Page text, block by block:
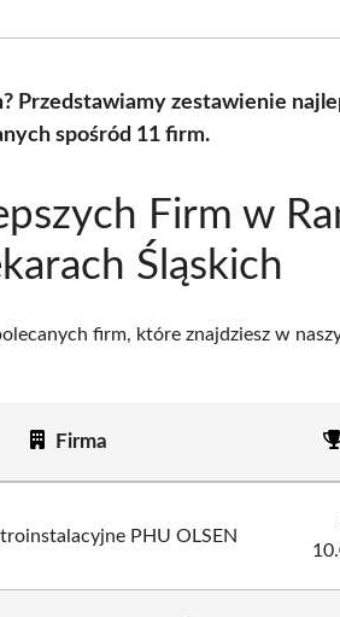
Przedstawiamy zestawienie
spośród 11 firm.
Firm w
Śląskich
firm, które znajdziesz w
Firma
PHU OLSEN